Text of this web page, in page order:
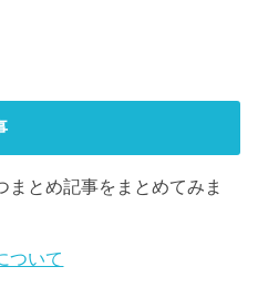
とめ記事をまとめてみま
ついて